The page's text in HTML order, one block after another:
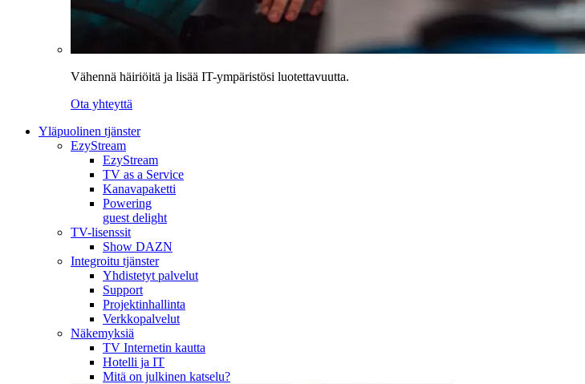
Vähennä häiriöitä ja lisää IT-ympäristösi luotettavuutta.
Ota yhteyttä
Yläpuolinen tjänster
EzyStream
EzyStream
TV as a Service
Kanavapaketti
Powering
guest delight
TV-lisenssit
Show DAZN
Integroitu tjänster
Yhdistetyt palvelut
Support
Projektinhallinta
Verkkopalvelut
Näkemyksiä
TV Internetin kautta
Hotelli ja IT
Mitä on julkinen katselu?